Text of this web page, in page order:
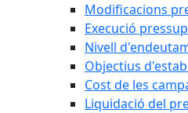
Modificacions
Execució
Nivell
Objectius
Cost de les
Liquidació del